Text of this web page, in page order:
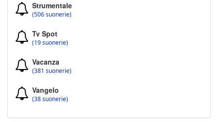
Strumentale
(506 suonerie)
Tv Spot
(19 suonerie)
Vacanza
(381 suonerie)
Vangelo
(38 suonerie)